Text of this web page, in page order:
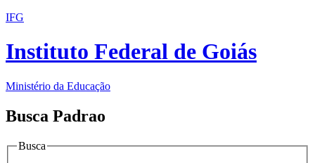
IFG
Instituto Federal de Goiás
Ministério da Educação
Busca Padrao
Busca